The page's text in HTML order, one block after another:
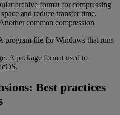
archive format for compressing
and reduce transfer time.
common compression
program file for Windows that runs
A package format used to
Best practices